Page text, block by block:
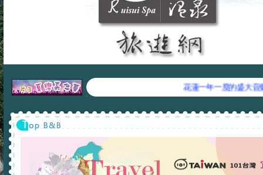
花蓮一年一度的盛大音